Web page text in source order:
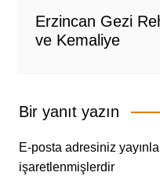
Erzincan Gezi
ve Kemaliye
Bir yanıt yazın
E-posta adresiniz
işaretlenmişlerdir